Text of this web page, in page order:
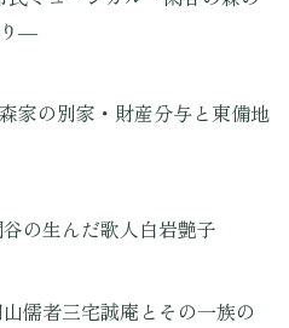
―
別家・財産分与と東備地
んだ歌人白岩艶子
三宅誠庵とその一族の